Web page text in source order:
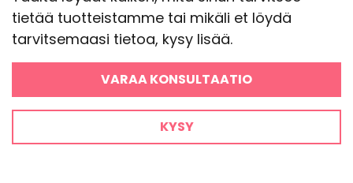
tietää tuotteistamme tai mikäli et löydä
tarvitsemaasi tietoa, kysy lisää.
VARAA KONSULTAATIO
KYSY